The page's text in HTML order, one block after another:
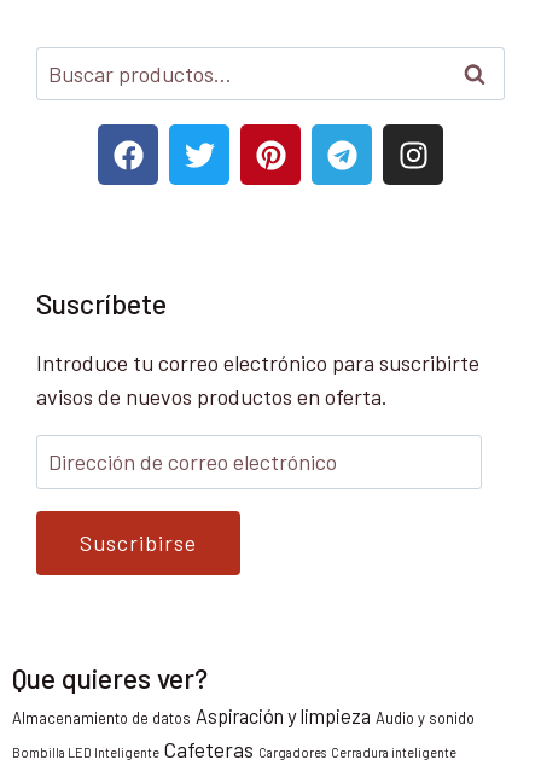
Buscar
Suscríbete
Introduce tu correo electrónico para suscribirte
avisos de nuevos productos en oferta.
Suscribirse
Que quieres ver?
Almacenamiento de datos Aspiración y limpieza Audio y sonido
Bombilla LED Inteligente Cafeteras Cargadores Cerradura inteligente